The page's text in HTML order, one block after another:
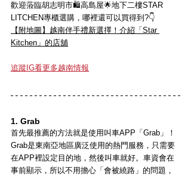
歡迎蒞臨胡志明市🛍️高島屋🌟地下二樓STAR
LITCHEN專櫃選購，哪裡還可以買得到?👇
【附地圖】越南伴手禮新選擇！介紹「Star
Kitchen」的店舖
追蹤IG看更多越南情報
1. Grab
首先最推薦的方法就是使用叫車APP「Grab」！
Grab是東南亞地區廣泛使用的熱門服務，只需要
在APP裡設定目的地，然後叫車就好。車資會在
事前顯示，所以不用擔心「會被繞路」的問題，